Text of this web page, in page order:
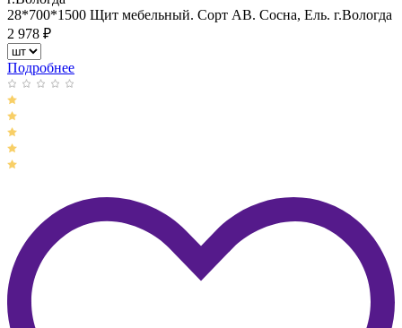
28*700*1500 Щит мебельный. Сорт АВ. Сосна, Ель. г.Вологда
2 978 ₽
Подробнее